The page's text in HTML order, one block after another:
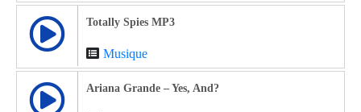
Totally Spies MP3
Musique
Ariana Grande – Yes, And?